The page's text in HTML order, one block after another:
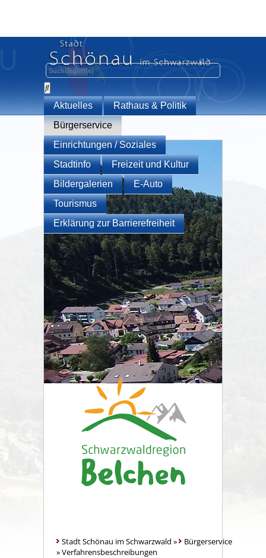
Aktuelles
Rathaus & Politik
Bürgerservice
Einrichtungen / Soziales
Stadtinfo
Freizeit und Kultur
Bildergalerien
E-Auto
Tourismus
Erklärung zur Barrierefreiheit
Stadt Schönau im Schwarzwald »
Bürgerservice
»Verfahrensbeschreibungen